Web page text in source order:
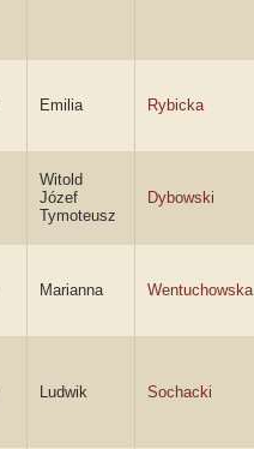
Emilia Rybicka
Witold
Józef
Tymoteusz
Dybowski
Marianna Wentuchowska
Ludwik Sochacki